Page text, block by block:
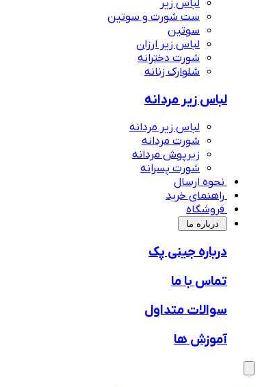
لباس زیر
ست شورت و سوتین
سوتین
لباس زیر ارزان
شورت دخترانه
شلوارک زنانه
لباس زیر مردانه
لباس زیر مردانه
شورت مردانه
زیرپوش مردانه
شورت پسرانه
نحوه ارسال
راهنمای خرید
فروشگاه
‌درباره ما
درباره جینی پک
تماس با ما
سوالات متداول
آموزش ها